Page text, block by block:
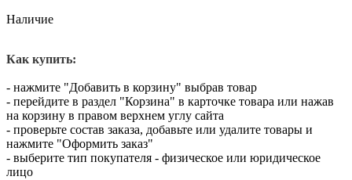
Наличие
Как купить:
- нажмите "Добавить в корзину" выбрав товар
- перейдите в раздел "Корзина" в карточке товара или нажав
на корзину в правом верхнем углу сайта
- проверьте состав заказа, добавьте или удалите товары и
нажмите "Оформить заказ"
- выберите тип покупателя - физическое или юридическое
лицо